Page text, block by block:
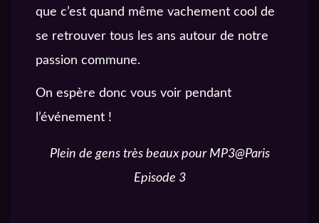
que c’est quand même vachement cool de
se retrouver tous les ans autour de notre
passion commune.
On espère donc vous voir pendant
l’événement !
Plein de gens très beaux pour MP3@Paris
Episode 3